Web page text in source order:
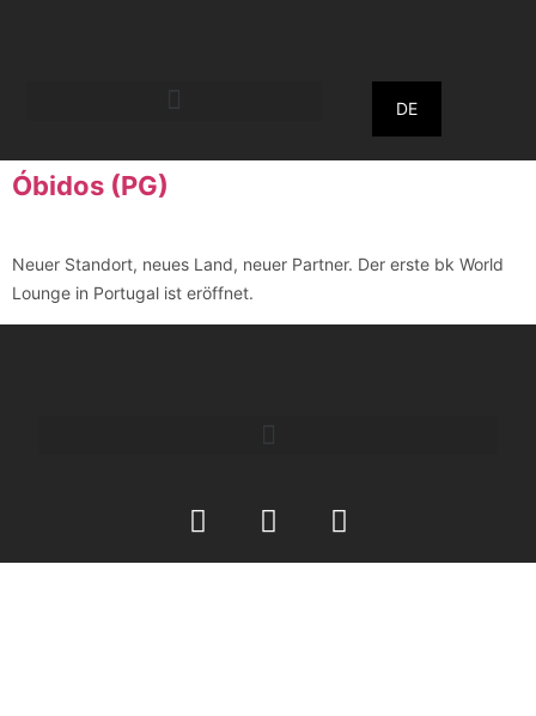
DE
Óbidos (PG)
Neuer Standort, neues Land, neuer Partner. Der erste bk World
Lounge in Portugal ist eröffnet.